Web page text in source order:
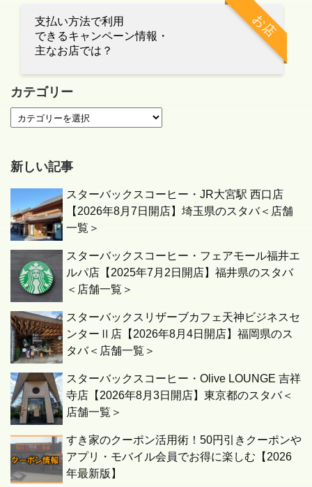
お店
支払い方法で利用
できるキャンペーン情報・
主なお店では？
カテゴリー
新しい記事
スターバックスコーヒー・JR大宮駅 西口店
【2026年8月7日開店】埼玉県のスタバ＜店舗
一覧＞
スターバックスコーヒー・フェアモール福井エ
ルパ店【2025年7月2日開店】福井県のスタバ
＜店舗一覧＞
スターバックスリザーブカフェ天神ビジネスセ
ンターⅡ店【2026年8月4日開店】福岡県のス
タバ＜店舗一覧＞
スターバックスコーヒー・Olive LOUNGE 吉祥
寺店【2026年8月3日開店】東京都のスタバ＜
店舗一覧＞
すき家のクーポン活用術！50円引きクーポンや
アプリ・モバイル会員でお得に楽しむ【2026
年最新版】